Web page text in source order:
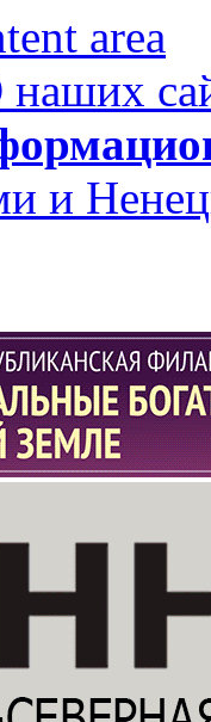
area
и